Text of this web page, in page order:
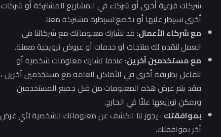
شركات فرعية أخرى أو شركاء في المشاريع المشتركة أو شركات
أخرى نسيطر عليها أو تخضع لسيطرة مشتركة معنا.
مع شركاء الأعمال: قد نشارك معلوماتك مع شركائنا في
العمل لنقدم لك منتجات أو خدمات أو عروض ترويجية معينة.
مع مستخدمين آخرين: عندما تشارك معلومات شخصية أو
تتفاعل بطريقة أخرى في الأماكن العامة مع مستخدمين آخرين ،
فقد يتم عرض هذه المعلومات من قبل جميع المستخدمين
ويمكن توزيعها علنًا في الخارج.
بموافقتك : يجوز لنا الكشف عن معلوماتك الشخصية لأي غرض
آخر بموافقتك.